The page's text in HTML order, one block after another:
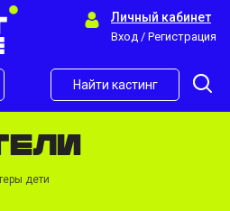
Личный кабинет
Вход / Регистрация
Найти кастинг
дети